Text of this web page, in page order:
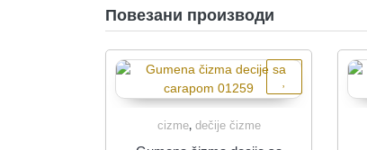
Повезани производи
cizme, dečije čizme